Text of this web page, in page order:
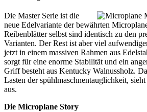
Die Master Serie ist die
neue Edelvariante der bewährten
Reibenblätter selbst sind identisch zu den
Varianten. Der Rest ist aber viel
jetzt in einem massiven Rahmen aus
sorgt für eine enorme Stabilität und ein
Griff besteht aus Kentucky Walnussholz.
Lasten der spühlmaschnentauglichkeit,
aus.
Die Microplane Story